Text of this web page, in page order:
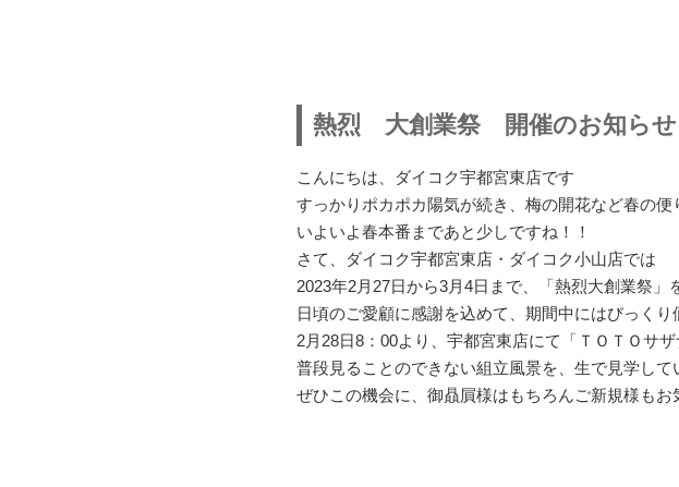
熱烈 大創業祭 開催のお知らせ
こんにちは、ダイコク宇都宮東店です
すっかりポカポカ陽気が続き、梅の開花など春の便
いよいよ春本番まであと少しですね！！
さて、ダイコク宇都宮東店・ダイコク小山店では
2023年2月27日から3月4日まで、「熱烈大創業祭」
日頃のご愛顧に感謝を込めて、期間中にはびっくり
2月28日8：00より、宇都宮東店にて「ＴＯＴＯサ
普段見ることのできない組立風景を、生で見学して
ぜひこの機会に、御贔屓様はもちろんご新規様もお